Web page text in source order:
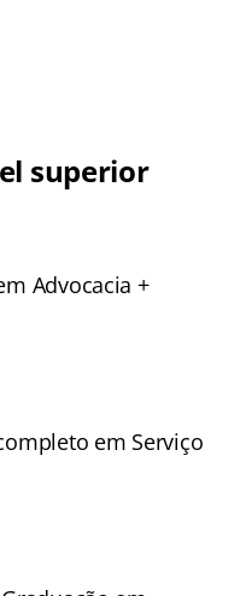
superior
Advocacia +
em Serviço